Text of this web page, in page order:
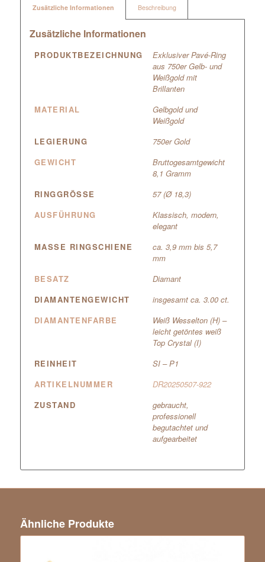
Zusätzliche Informationen Beschreibung
Zusätzliche Informationen
PRODUKTBEZEICHNUNG
Exklusiver Pavé-Ring
aus 750er Gelb- und
Weißgold mit
Brillanten
MATERIAL
Gelbgold und
Weißgold
LEGIERUNG
750er Gold
GEWICHT
Bruttogesamtgewicht
8,1 Gramm
RINGGRÖSSE
57 (Ø 18,3)
AUSFÜHRUNG
Klassisch, modern,
elegant
MASSE RINGSCHIENE
ca. 3,9 mm bis 5,7
mm
BESATZ
Diamant
DIAMANTENGEWICHT
insgesamt ca. 3.00 ct.
DIAMANTENFARBE
Weiß Wesselton (H) –
leicht getöntes weiß
Top Crystal (I)
REINHEIT
SI – P1
ARTIKELNUMMER
DR20250507-922
ZUSTAND
gebraucht,
professionell
begutachtet und
aufgearbeitet
Ähnliche Produkte